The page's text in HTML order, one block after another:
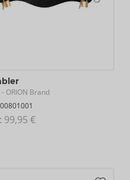
- ORION Brand
99,95 €